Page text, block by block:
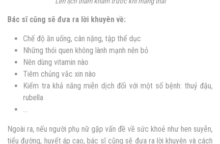
Bác sĩ cũng sẽ đưa ra lời khuyên về:
Chế độ ăn uống, cân nặng, tập thể dục
Những thói quen không lành mạnh nên bỏ
Nên dùng vitamin nào
Tiêm chủng vắc xin nào
Kiểm tra khả năng miễn dịch đối với một số bệnh: thuỷ đậu,
rubella
Ngoài ra, nếu người phụ nữ gặp vấn đề về sức khoẻ như hen suyễn,
tiểu đường, huyết áp cao, bác sĩ cũng sẽ đưa ra lời khuyên và cách